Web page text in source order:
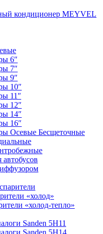
6″
7″
9″
10″
11″
12″
14″
16″
Осевые Бесщеточные
«холод»
«холод-тепло»
Sanden 5H11
Sanden 5H14